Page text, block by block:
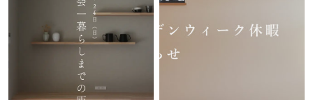
: Undefined variable
$acf_post_object in
: Attempt to read property
: Undefined variable
$acf_post_object in